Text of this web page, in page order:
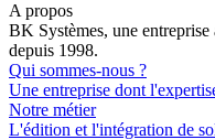
A propos
BK Systèmes, une
depuis 1998.
Qui sommes-nous ?
Une entreprise dont
Notre métier
L'édition et l'intégration de